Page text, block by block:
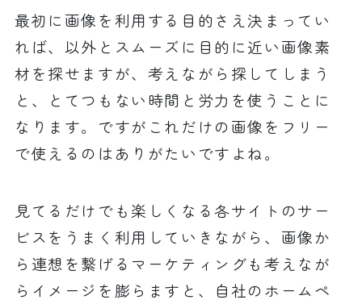
最初に画像を利用する目的さえ決まってい
れば、以外とスムーズに目的に近い画像素
材を探せますが、考えながら探してしまう
と、とてつもない時間と労力を使うことに
なります。ですがこれだけの画像をフリー
で使えるのはありがたいですよね。
見てるだけでも楽しくなる各サイトのサー
ビスをうまく利用していきながら、画像か
ら連想を繋げるマーケティングも考えなが
らイメージを膨らますと、自社のホームペ